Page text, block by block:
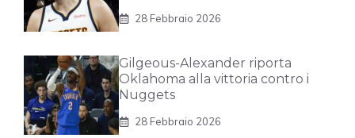
28 Febbraio 2026
Gilgeous-Alexander riporta
Oklahoma alla vittoria contro i
Nuggets
28 Febbraio 2026